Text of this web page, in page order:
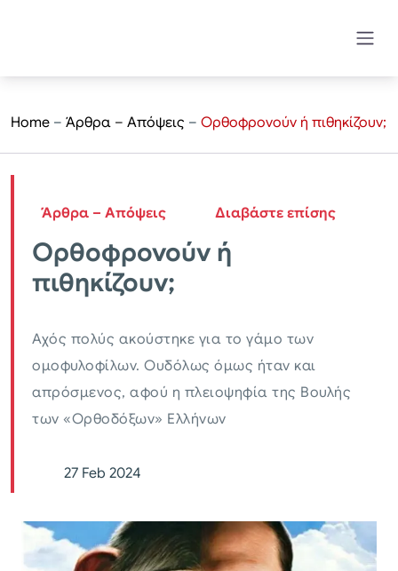
Home – Άρθρα – Απόψεις – Ορθοφρονούν ή πιθηκίζουν;
Άρθρα – Απόψεις Διαβάστε επίσης
Ορθοφρονούν ή
πιθηκίζουν;
Αχός πολύς ακούστηκε για το γάμο των
ομοφυλοφίλων. Ουδόλως όμως ήταν και
απρόσμενος, αφού η πλειοψηφία της Βουλής
των «Ορθοδόξων» Ελλήνων
27 Feb 2024